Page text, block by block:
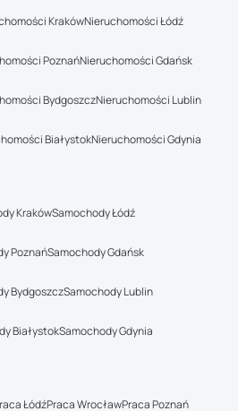
KrakówNieruchomości Łódź
PoznańNieruchomości Gdańsk
BydgoszczNieruchomości Lublin
BiałystokNieruchomości Gdynia
KrakówSamochody Łódź
PoznańSamochody Gdańsk
BydgoszczSamochody Lublin
BiałystokSamochody Gdynia
ŁódźPraca WrocławPraca Poznań